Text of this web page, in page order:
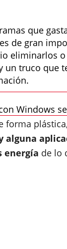
que
de gran
eliminarlos
un truco que
Windows
forma plástica,
alguna
energía de lo